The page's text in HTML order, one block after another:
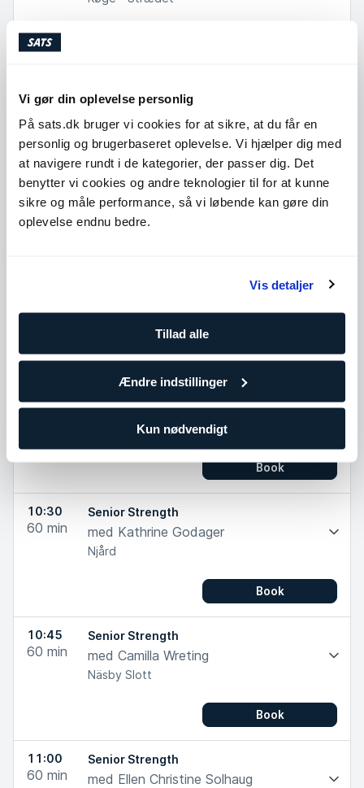
Vi gør din oplevelse personlig
På sats.dk bruger vi cookies for at sikre, at du får en
personlig og brugerbaseret oplevelse. Vi hjælper dig med
at navigere rundt i de kategorier, der passer dig. Det
benytter vi cookies og andre teknologier til for at kunne
sikre og måle performance, så vi løbende kan gøre din
oplevelse endnu bedre.
Vis detaljer
Tillad alle
Ændre indstillinger
Kun nødvendigt
10:00
min
Senior Strength
med Eva Måbäck
Saltsjöbaden
60 min
Senior Strength
med Joelma Alves
Personlig
Træner
Book
10:30
60 min
Senior Strength
med Kathrine Godager
Njård
Book
10:45
60 min
Senior Strength
med Camilla Wreting
Näsby Slott
Book
11:00
60 min
Senior Strength
med Ellen Christine Solhaug